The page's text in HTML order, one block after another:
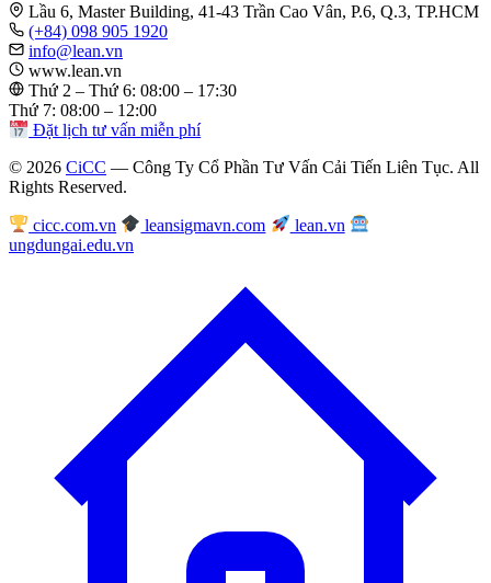
Lầu 6, Master Building, 41-43 Trần Cao Vân, P.6, Q.3, TP.HCM
(+84) 098 905 1920
info@lean.vn
www.lean.vn
Thứ 2 – Thứ 6: 08:00 – 17:30
Thứ 7: 08:00 – 12:00
Đặt lịch tư vấn miễn phí
© 2026 CiCC — Công Ty Cổ Phần Tư Vấn Cải Tiến Liên Tục. All
Rights Reserved.
cicc.com.vn leansigmavn.com
lean.vn
ungdungai.edu.vn